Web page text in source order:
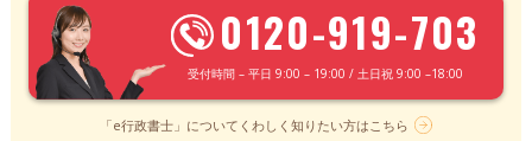
0120-919-703
受付時間 – 平日 9:00 – 19:00 / 土日祝 9:00 –18:00
「e行政書士」についてくわしく知りたい方はこちら